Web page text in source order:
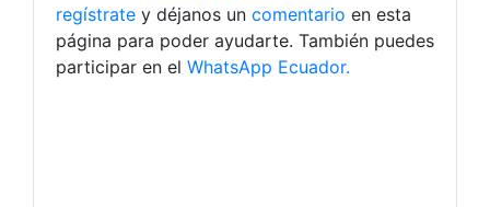
regístrate y déjanos un comentario en esta
página para poder ayudarte. También puedes
participar en el WhatsApp Ecuador.